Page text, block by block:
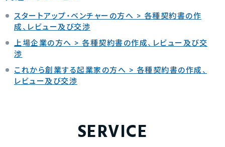
スタートアップ・ベンチャーの方へ > 各種契約書の作
成、レビュー及び交渉
上場企業の方へ > 各種契約書の作成、レビュー及び交
渉
これから創業する起業家の方へ > 各種契約書の作成、
レビュー及び交渉
SERVICE